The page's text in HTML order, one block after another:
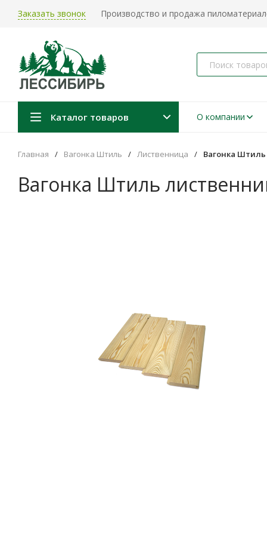
Заказать звонок Производство и продажа
Каталог товаров О компании
Главная / Вагонка Штиль / Лиственница / Вагонка
Вагонка Штиль